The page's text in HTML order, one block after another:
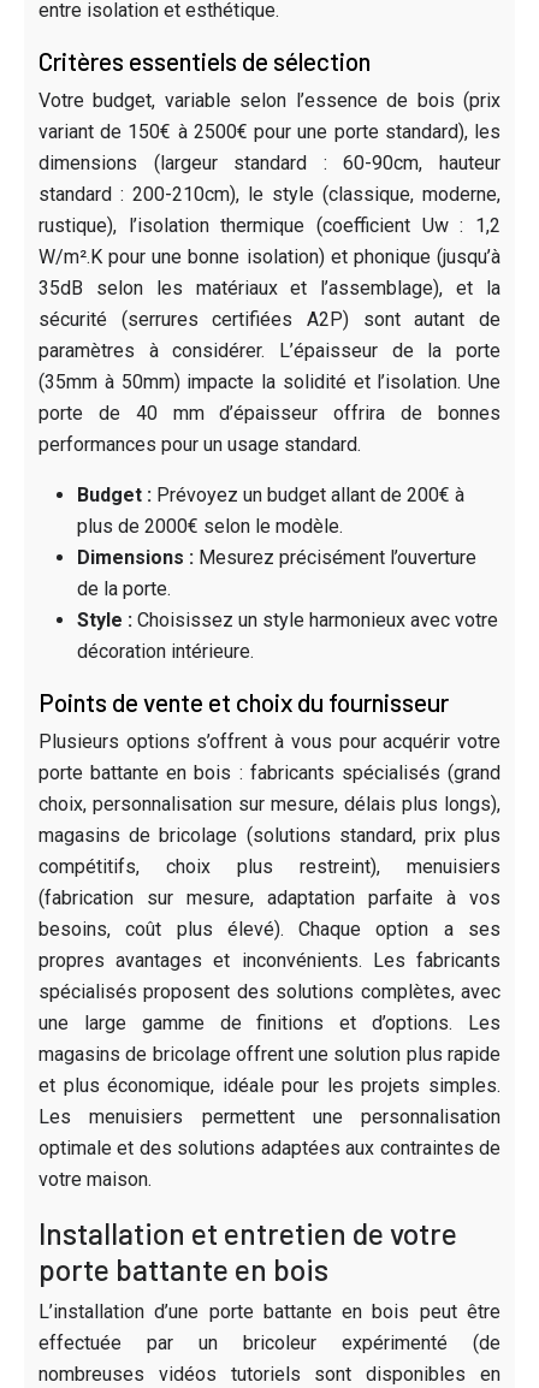
entre isolation et esthétique.
Critères essentiels de sélection
Votre budget, variable selon l’essence de bois (prix
variant de 150€ à 2500€ pour une porte standard), les
dimensions (largeur standard : 60-90cm, hauteur
standard : 200-210cm), le style (classique, moderne,
rustique), l’isolation thermique (coefficient Uw : 1,2
W/m².K pour une bonne isolation) et phonique (jusqu’à
35dB selon les matériaux et l’assemblage), et la
sécurité (serrures certifiées A2P) sont autant de
paramètres à considérer. L’épaisseur de la porte
(35mm à 50mm) impacte la solidité et l’isolation. Une
porte de 40 mm d’épaisseur offrira de bonnes
performances pour un usage standard.
Budget : Prévoyez un budget allant de 200€ à
plus de 2000€ selon le modèle.
Dimensions : Mesurez précisément l’ouverture
de la porte.
Style : Choisissez un style harmonieux avec votre
décoration intérieure.
Points de vente et choix du fournisseur
Plusieurs options s’offrent à vous pour acquérir votre
porte battante en bois : fabricants spécialisés (grand
choix, personnalisation sur mesure, délais plus longs),
magasins de bricolage (solutions standard, prix plus
compétitifs, choix plus restreint), menuisiers
(fabrication sur mesure, adaptation parfaite à vos
besoins, coût plus élevé). Chaque option a ses
propres avantages et inconvénients. Les fabricants
spécialisés proposent des solutions complètes, avec
une large gamme de finitions et d’options. Les
magasins de bricolage offrent une solution plus rapide
et plus économique, idéale pour les projets simples.
Les menuisiers permettent une personnalisation
optimale et des solutions adaptées aux contraintes de
votre maison.
Installation et entretien de votre
porte battante en bois
L’installation d’une porte battante en bois peut être
effectuée par un bricoleur expérimenté (de
nombreuses vidéos tutoriels sont disponibles en